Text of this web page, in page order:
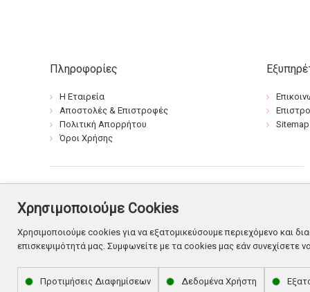
Πληροφορίες
Η Εταιρεία
Αποστολές & Επιστροφές
Πολιτική Απορρήτου
Όροι Χρήσης
Sitemap
© Copyright 2026. Shop Flowers
Χρησιμοποιούμε Cookies
Χρησιμοποιούμε cookies για να εξατομικεύσουμε περιεχόμενο και
επισκεψιμότητά μας. Συμφωνείτε με τα cookies μας εάν συνεχίσετε
Προτιμήσεις Διαφημίσεων Δεδομένα Χρήστη